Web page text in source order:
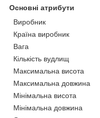
Основні атрибути
Виробник
Країна виробник
Вага
Кількість вудлищ
Максимальна висота
Максимальна довжина
Мінімальна висота
Мінімальна довжина